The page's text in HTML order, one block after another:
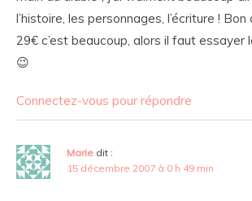
l’histoire, les personnages, l’écriture ! Bon
29€ c’est beaucoup, alors il faut essayer
😉
Connectez-vous pour répondre
Marie dit :
15 décembre 2007 à 0 h 49 min